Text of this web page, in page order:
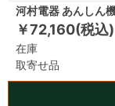
河村電器 あんしん
￥72,160(税込)
在庫
取寄せ品